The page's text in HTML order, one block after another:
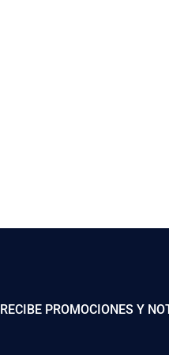
RECIBE PROMOCIONES Y